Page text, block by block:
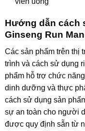
Hướng dẫn cách
Ginseng Run Man
Các sản phẩm trên thị
trình và cách sử dụng
phẩm hỗ trợ chức
dinh dưỡng và thực
cách sử dụng sản
sự an toàn cho người
được quy định sẵn từ